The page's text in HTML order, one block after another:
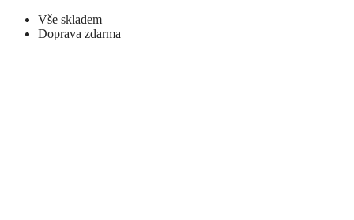
Vše skladem
Doprava zdarma